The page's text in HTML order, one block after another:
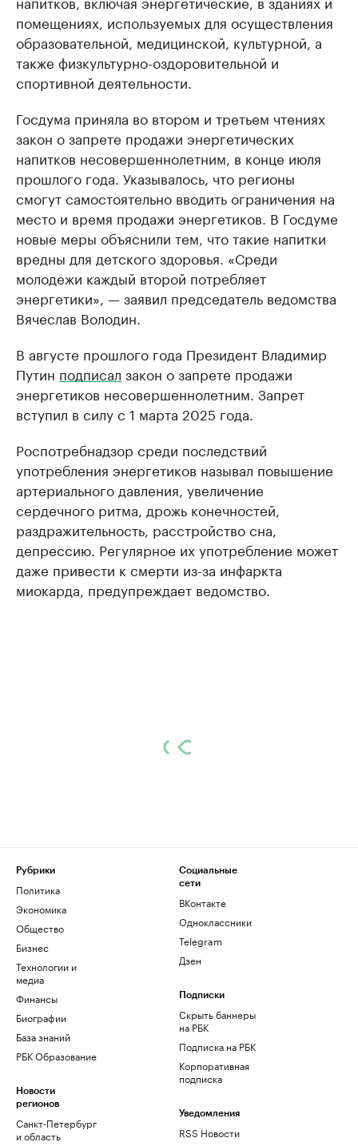
помещениях, используемых для осуществления
образовательной, медицинской, культурной, а
также физкультурно-оздоровительной и
спортивной деятельности.
Госдума приняла во втором и третьем чтениях
закон о запрете продажи энергетических
напитков несовершеннолетним, в конце июля
прошлого года. Указывалось, что регионы
смогут самостоятельно вводить ограничения на
место и время продажи энергетиков. В Госдуме
новые меры объяснили тем, что такие напитки
вредны для детского здоровья. «Среди
молодежи каждый второй потребляет
энергетики», — заявил председатель ведомства
Вячеслав Володин.
В августе прошлого года Президент Владимир
Путин подписал закон о запрете продажи
энергетиков несовершеннолетним. Запрет
вступил в силу с 1 марта 2025 года.
Роспотребнадзор среди последствий
употребления энергетиков называл повышение
артериального давления, увеличение
сердечного ритма, дрожь конечностей,
раздражительность, расстройство сна,
депрессию. Регулярное их употребление может
даже привести к смерти из-за инфаркта
миокарда, предупреждает ведомство.
Рубрики
Политика
Экономика
Общество
Бизнес
Технологии и
медиа
Финансы
Биографии
База знаний
РБК Образование
Новости
регионов
Санкт-Петербург
и область
Социальные
сети
ВКонтакте
Одноклассники
Telegram
Дзен
Подписки
Скрыть баннеры
на РБК
Подписка на РБК
Корпоративная
подписка
Уведомления
RSS Новости